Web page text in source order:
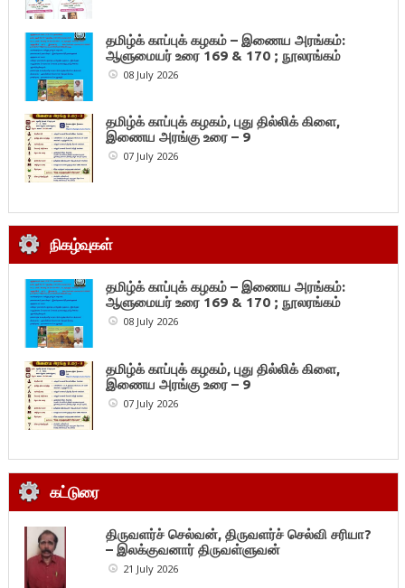
தமிழ்க் காப்புக் கழகம் – இணைய அரங்கம்:
ஆளுமையர் உரை 169 & 170 ; நூலரங்கம்
08 July 2026
தமிழ்க் காப்புக் கழகம், புது தில்லிக் கிளை,
இணைய அரங்கு உரை – 9
07 July 2026
நிகழ்வுகள்
தமிழ்க் காப்புக் கழகம் – இணைய அரங்கம்:
ஆளுமையர் உரை 169 & 170 ; நூலரங்கம்
08 July 2026
தமிழ்க் காப்புக் கழகம், புது தில்லிக் கிளை,
இணைய அரங்கு உரை – 9
07 July 2026
கட்டுரை
திருவளர்ச் செல்வன், திருவளர்ச் செல்வி சரியா?
– இலக்குவனார் திருவள்ளுவன்
21 July 2026